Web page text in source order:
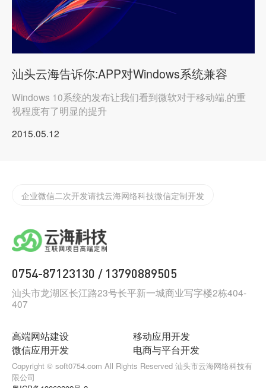
汕头云海告诉你:APP对Windows系统兼容
Windows 10系统的发布让我们看到微软对于移动端,的重
视程度有了明显的提升
2015.05.12
实体店如何渡过2022年难过，开发app/小程序的好处
企业微信二次开发请找云海网络科技微信定制开发
汕头定制化app开发需要注意些什么？
汕头小程序开发告诉你怎么找到抖音小程序
如何制作一款合格的小程序？
汕头网络科技有限公司，云海网络科技有限公司
汕头网站建设公司那家好，网站建设找云海网络科技
0754-87123130 /13790889505
汕头市龙湖区长江路23号长平新一城商业写字楼2栋404-
407
高端网站建设
移动应用开发
微信应用开发
电商与平台开发
Copyright © soft0754.com All Rights Reserved 汕头市云海网络科技有
限公司